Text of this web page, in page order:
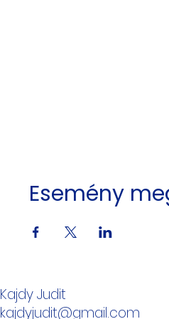
Esemény
Kajdy Judit
kajdyjudit@gmail.com